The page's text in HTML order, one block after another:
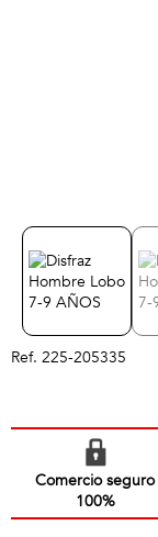
Ref. 225-205335
Comercio seguro
100%